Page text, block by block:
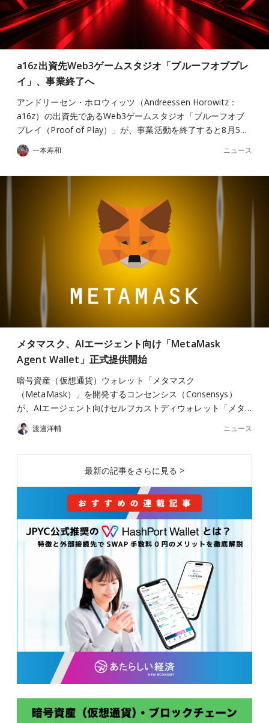
a16z出資先Web3ゲームスタジオ「プルーフオブプレ
イ」、事業終了へ
アンドリーセン・ホロウィッツ（Andreessen Horowitz：
a16z）の出資先であるWeb3ゲームスタジオ「プルーフオブ
プレイ（Proof of Play）」が、事業活動を終了すると8月5…
一本寿和 ニュース
メタマスク、AIエージェント向け「MetaMask
Agent Wallet」正式提供開始
暗号資産（仮想通貨）ウォレット「メタマスク
（MetaMask）」を開発するコンセンシス（Consensys）
が、AIエージェント向けセルフカストディウォレット「メタ…
渡邉洋輔 ニュース
最新の記事をさらに見る >